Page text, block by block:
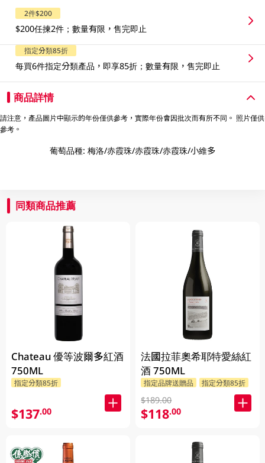
2件$200
$200任揀2件；數量有限，售完即止
指定分類85折
每買6件指定分類產品，即享85折；數量有限，售完即止
商品詳情
請注意，產品圖片中顯示的年份僅供參考，實際年份會因批次而有所不同。 照片僅供
參考。
葡萄品種: 梅洛/赤霞珠/赤霞珠/赤霞珠/小維多
同類商品推薦
Chateau 優等波爾多紅酒
750ML
指定分類85折
$137.00
法國拉菲奧希耶特愛絲紅
酒 750ML
指定品牌送贈品 指定分類85折
$189.00
$118.00